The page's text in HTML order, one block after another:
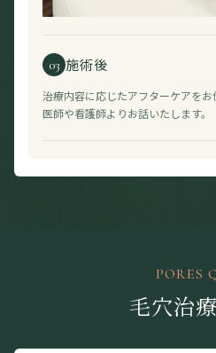
03 施術後
治療内容に応じたアフターケアをお
医師や看護師よりお話いたします。
PORES
毛穴治